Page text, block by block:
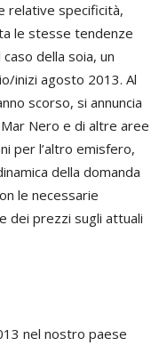
relative specificità,
le stesse tendenze
della soia, un
inizi agosto 2013. Al
scorso, si annuncia
Nero e di altre aree
per l’altro emisfero,
della domanda
le necessarie
dei prezzi sugli attuali
nel nostro paese